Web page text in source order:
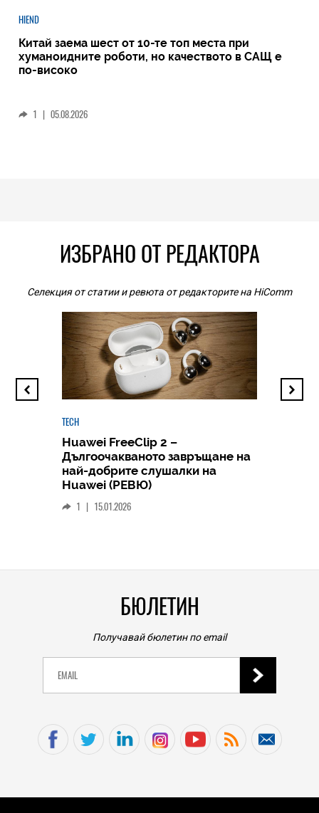
HIEND
Китай заема шест от 10-те топ места при
хуманоидните роботи, но качеството в САЩ е
по-високо
1 | 05.08.2026
ИЗБРАНО ОТ РЕДАКТОРА
Селекция от статии и ревюта от редакторите на HiComm
TECH
Huawei FreeClip 2 –
Дългоочакваното завръщане на
най-добрите слушалки на
Huawei (РЕВЮ)
1 15.01.2026
БЮЛЕТИН
Получавай бюлетин по email